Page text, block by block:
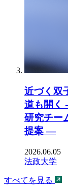
近づく双
道も開く
研究チー
提案 ―
2026.06.05
法政大学
すべてを見る